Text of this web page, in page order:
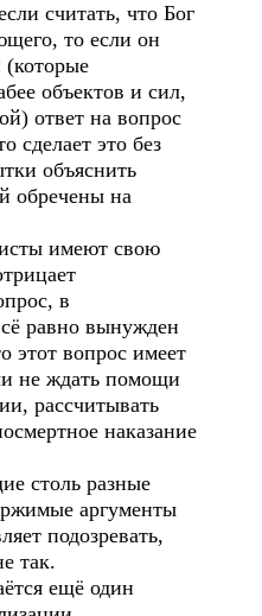
считать, что Бог
то если он
(которые
объектов и сил,
ответ на вопрос
сделает это без
объяснить
обречены на
имеют свою
в
равно вынужден
этот вопрос имеет
не ждать помощи
рассчитывать
наказание
столь разные
аргументы
подозревать,
так.
ещё один